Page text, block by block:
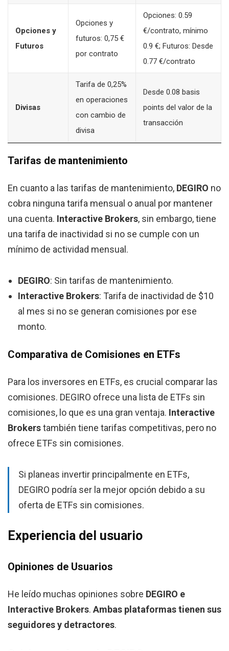
Opciones y
Futuros
Opciones y
futuros: 0,75 €
por contrato
Opciones: 0.59
€/contrato, mínimo
0.9 €; Futuros: Desde
0.77 €/contrato
Divisas
Tarifa de 0,25%
en operaciones
con cambio de
divisa
Desde 0.08 basis
points del valor de la
transacción
Tarifas de mantenimiento
En cuanto a las tarifas de mantenimiento, DEGIRO no
cobra ninguna tarifa mensual o anual por mantener
una cuenta. Interactive Brokers, sin embargo, tiene
una tarifa de inactividad si no se cumple con un
mínimo de actividad mensual.
DEGIRO: Sin tarifas de mantenimiento.
Interactive Brokers: Tarifa de inactividad de $10
al mes si no se generan comisiones por ese
monto.
Comparativa de Comisiones en ETFs
Para los inversores en ETFs, es crucial comparar las
comisiones. DEGIRO ofrece una lista de ETFs sin
comisiones, lo que es una gran ventaja. Interactive
Brokerstambién tiene tarifas competitivas, pero no
ofrece ETFs sin comisiones.
Si planeas invertir principalmente en ETFs,
DEGIRO podría ser la mejor opción debido a su
oferta de ETFs sin comisiones.
Experiencia del usuario
Opiniones de Usuarios
He leído muchas opiniones sobre DEGIRO e
Interactive Brokers. Ambas plataformas tienen sus
seguidores y detractores.